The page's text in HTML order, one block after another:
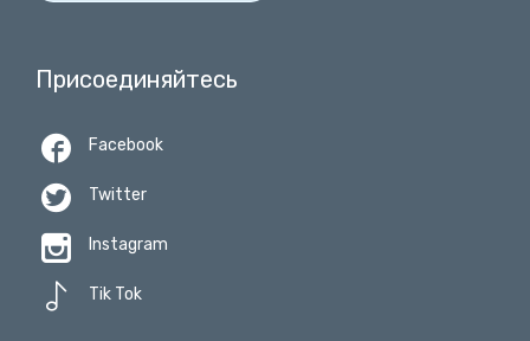
Присоединяйтесь
 Facebook
 Twitter
 Instagram
 Tik Tok